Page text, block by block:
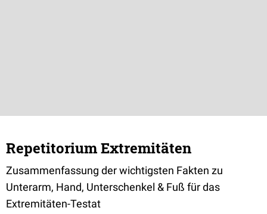
Repetitorium Extremitäten
Zusammenfassung der wichtigsten Fakten zu
Unterarm, Hand, Unterschenkel & Fuß für das
Extremitäten-Testat